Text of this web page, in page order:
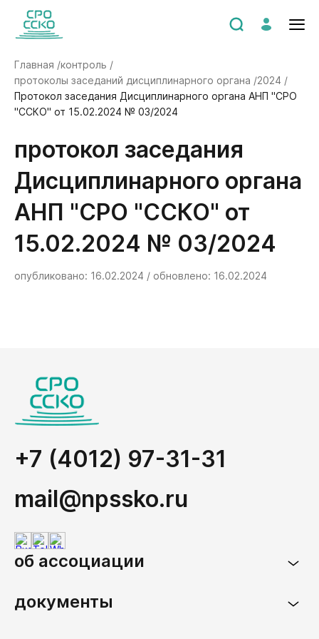
Главная /контроль /
протоколы заседаний дисциплинарного органа /2024 /
Протокол заседания Дисциплинарного органа АНП "СРО
"ССКО" от 15.02.2024 № 03/2024
Протокол заседания
Дисциплинарного органа
АНП "СРО "ССКО" от
15.02.2024 № 03/2024
опубликовано: 16.02.2024 / обновлено: 16.02.2024
+7 (4012) 97-31-31
mail@npssko.ru
об ассоциации
документы